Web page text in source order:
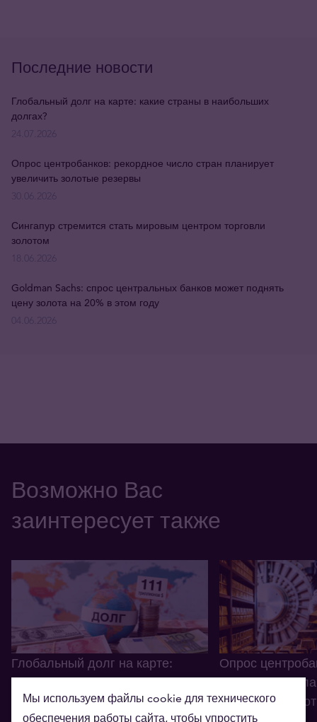
Последние новости
Глобальный долг на карте: какие страны в наибольших
долгах?
Опрос центробанков: рекордное число стран планирует
увеличить золотые резервы
Сингапур стремится стать мировым центром торговли
золотом
Goldman Sachs: спрос центральных банков может поднять
цену золота на 20% в этом году
Возможно Вас
заинтересует также
Глобальный долг на карте:
какие страны в наибольших
долгах?
Опрос
число стран
увеличить
Мы используем файлы cookie для технического
обеспечения работы сайта, чтобы упростить